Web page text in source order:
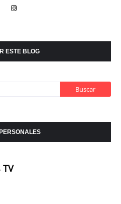
ESTE BLOG